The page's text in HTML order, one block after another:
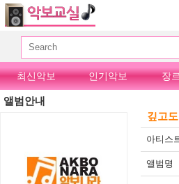
최신악보 인기악보 장
앨범안내
깊고
아티스
앨범명